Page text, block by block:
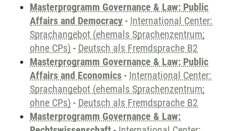
Masterprogramm Governance & Law: Public
Affairs and Democracy - International Center:
Sprachangebot (ehemals Sprachenzentrum;
ohne CPs) - Deutsch als Fremdsprache B2
Masterprogramm Governance & Law: Public
Affairs and Economics - International Center:
Sprachangebot (ehemals Sprachenzentrum;
ohne CPs) - Deutsch als Fremdsprache B2
Masterprogramm Governance & Law: